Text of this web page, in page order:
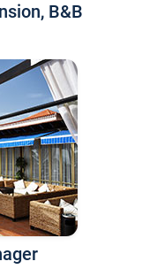
B&B